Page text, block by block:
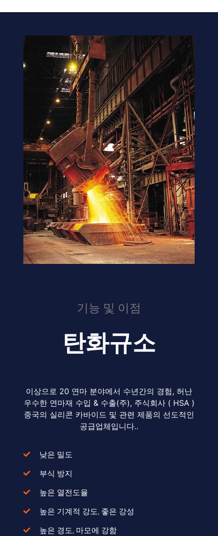
기능 및 이점
탄화규소
이상으로 20 연마 분야에서 수년간의 경험, 허난
우수한 연마재 수입 & 수출(주), 주식회사 ( HSA )
중국의 실리콘 카바이드 및 관련 제품의 선도적인
공급업체입니다..
낮은 밀도
부식 방지
높은 열전도율
높은 기계적 강도, 좋은 강성
높은 경도, 마모에 강함